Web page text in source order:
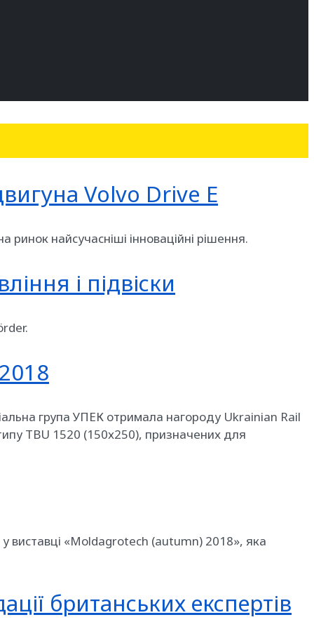
Volvo Drive E
найсучасніші інноваційні рішення.
і підвіски
група УПЕК отримала нагороду Ukrainian Rail
TBU 1520 (150х250), призначених для
виставці «Moldagrotech (autumn) 2018», яка
британських експертів